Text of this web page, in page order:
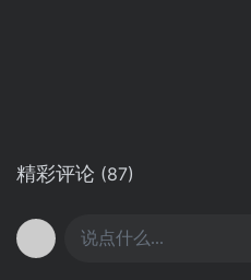
精彩评论 (87)
说点什么...